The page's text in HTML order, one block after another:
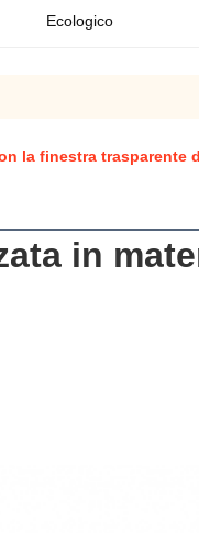
Ecologico
la finestra trasparente
in